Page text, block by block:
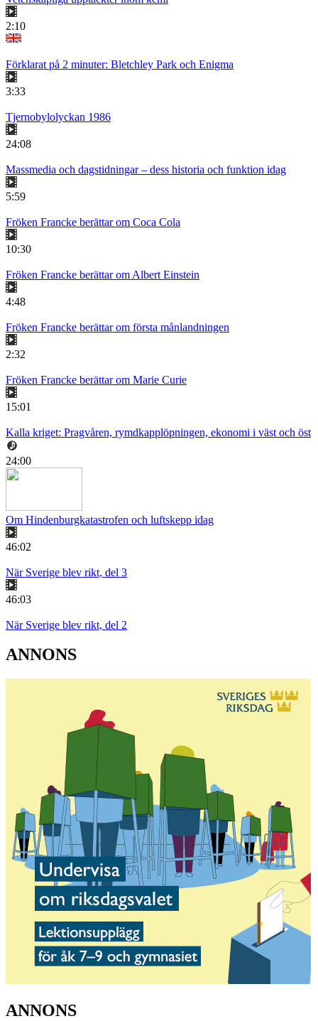
2:10
Förklarat på 2 minuter: Bletchley Park och Enigma
3:33
Tjernobylolyckan 1986
24:08
Massmedia och dagstidningar – dess historia och funktion idag
5:59
Fröken Francke berättar om Coca Cola
10:30
Fröken Francke berättar om Albert Einstein
4:48
Fröken Francke berättar om första månlandningen
2:32
Fröken Francke berättar om Marie Curie
15:01
Kalla kriget: Pragvåren, rymdkapplöpningen, ekonomi i väst och öst
24:00
Om Hindenburgkatastrofen och luftskepp idag
46:02
När Sverige blev rikt, del 3
46:03
När Sverige blev rikt, del 2
ANNONS
ANNONS